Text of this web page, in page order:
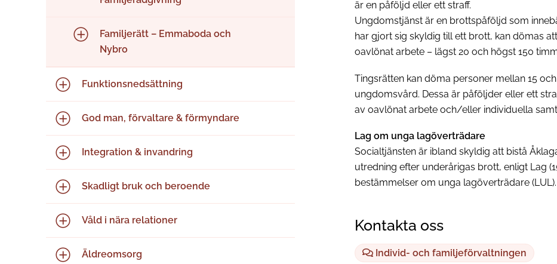
Familjerätt – Emmaboda och
Nybro
Funktions­nedsättning
God man, förvaltare & förmyndare
Integration & invandring
Skadligt bruk och beroende
Våld i nära relationer
Äldreomsorg
är en påföljd eller ett straff.
Ungdomstjänst är en brottspåföljd som
har gjort sig skyldig till ett brott, kan dömas
oavlönat arbete – lägst 20 och högst 150
Tingsrätten kan döma personer mellan 15
ungdomsvård. Dessa är påföljder eller ett
av oavlönat arbete och/eller individuella
Lag om unga lagöverträdare
Socialtjänsten är ibland skyldig att bistå
utredning efter underårigas brott, enligt Lag
bestämmelser om unga lagöverträdare (LUL).
Kontakta oss
Individ- och familjeförvaltningen